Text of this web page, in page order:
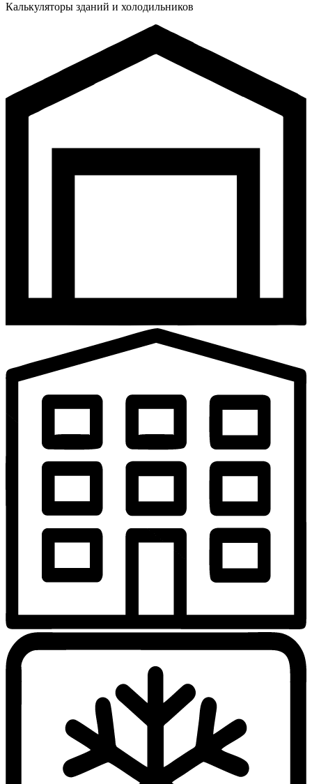
Калькуляторы зданий и холодильников